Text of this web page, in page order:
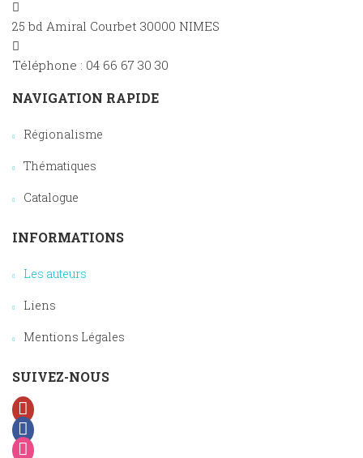
25 bd Amiral Courbet 30000 NIMES
Téléphone : 04 66 67 30 30
NAVIGATION RAPIDE
Régionalisme
Thématiques
Catalogue
INFORMATIONS
Les auteurs
Liens
Mentions Légales
SUIVEZ-NOUS